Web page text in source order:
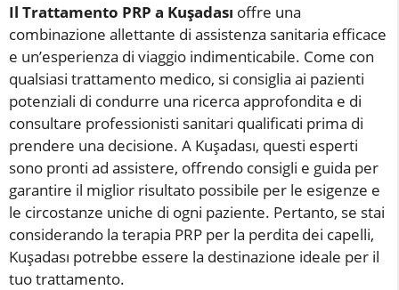
Il Trattamento PRP a Kuşadası offre una
combinazione allettante di assistenza sanitaria efficace
e un’esperienza di viaggio indimenticabile. Come con
qualsiasi trattamento medico, si consiglia ai pazienti
potenziali di condurre una ricerca approfondita e di
consultare professionisti sanitari qualificati prima di
prendere una decisione. A Kuşadası, questi esperti
sono pronti ad assistere, offrendo consigli e guida per
garantire il miglior risultato possibile per le esigenze e
le circostanze uniche di ogni paziente. Pertanto, se stai
considerando la terapia PRP per la perdita dei capelli,
Kuşadası potrebbe essere la destinazione ideale per il
tuo trattamento.